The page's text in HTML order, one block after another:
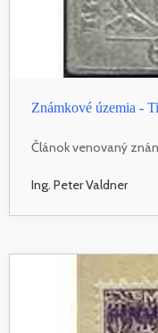
Známkové územia -
Článok venovaný
Ing. Peter Valdner